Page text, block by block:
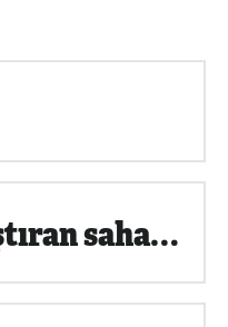
Kur’an’ı kitaplaştıran sahabe hadisleri niçin kitaplaştırmadı?